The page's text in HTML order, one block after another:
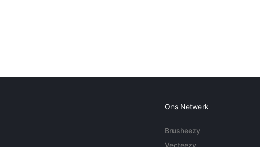
Ons Netwerk
Brusheezy
Vecteezy